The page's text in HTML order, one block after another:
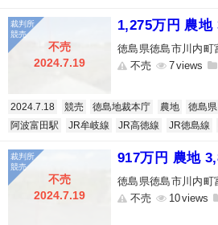
不売
2024.7.19
1,275万円 農地
徳島県徳島市川内町
不売
7
2024.7.18 競売 徳島地裁本庁 農地 徳島県
阿波富田駅
JR牟岐線 JR高徳線 JR徳島線
不売
2024.7.19
917万円 農地
徳島県徳島市川内町
不売
10